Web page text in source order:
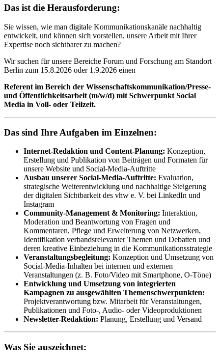
Das ist die Herausforderung:
Sie wissen, wie man digitale Kommunikationskanäle nachhaltig
entwickelt, und können sich vorstellen, unsere Arbeit mit Ihrer
Expertise noch sichtbarer zu machen?
Wir suchen für unsere Bereiche Forum und Forschung am Standort
Berlin zum 15.8.2026 oder 1.9.2026 einen
Referent im Bereich der Wissenschaftskommunikation/Presse-
und Öffentlichkeitsarbeit (m/w/d) mit Schwerpunkt Social
Media in Voll- oder Teilzeit.
Das sind Ihre Aufgaben im Einzelnen:
Internet-Redaktion und Content-Planung: Konzeption,
Erstellung und Publikation von Beiträgen und Formaten für
unsere Website und Social-Media-Auftritte
Ausbau unserer Social-Media-Auftritte: Evaluation,
strategische Weiterentwicklung und nachhaltige Steigerung
der digitalen Sichtbarkeit des vhw e. V. bei LinkedIn und
Instagram
Community-Management & Monitoring: Interaktion,
Moderation und Beantwortung von Fragen und
Kommentaren, Pflege und Erweiterung von Netzwerken,
Identifikation verbandsrelevanter Themen und Debatten und
deren kreative Einbeziehung in die Kommunikationsstrategie
Veranstaltungsbegleitung: Konzeption und Umsetzung von
Social-Media-Inhalten bei internen und externen
Veranstaltungen (z. B. Foto/Video mit Smartphone, O-Töne)
Entwicklung und Umsetzung von integrierten
Kampagnen zu ausgewählten Themenschwerpunkten:
Projektverantwortung bzw. Mitarbeit für Veranstaltungen,
Publikationen und Foto-, Audio- oder Videoproduktionen
Newsletter-Redaktion: Planung, Erstellung und Versand
Was Sie auszeichnet: